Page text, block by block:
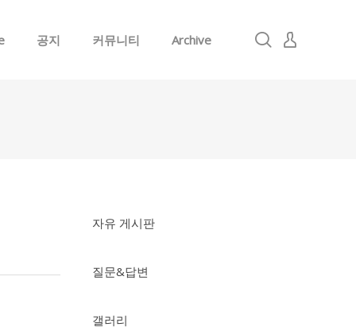
공지 커뮤니티 Archive
자유 게시판
질문&답변
갤러리